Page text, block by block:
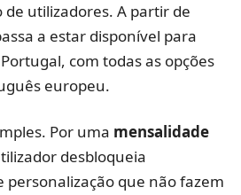
utilizadores. A partir de
a estar disponível para
com todas as opções
europeu.
Por uma mensalidade
desbloqueia
que não fazem